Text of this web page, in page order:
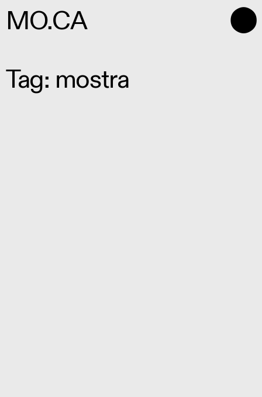
MO.CA
⬤
Tag: mostra